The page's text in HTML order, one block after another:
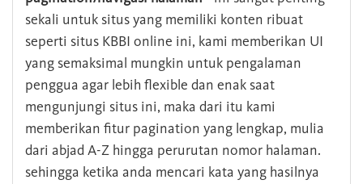
sekali untuk situs yang memiliki konten ribuat
seperti situs KBBI online ini, kami memberikan UI
yang semaksimal mungkin untuk pengalaman
penggua agar lebih flexible dan enak saat
mengunjungi situs ini, maka dari itu kami
memberikan fitur pagination yang lengkap, mulia
dari abjad A-Z hingga perurutan nomor halaman.
sehingga ketika anda mencari kata yang hasilnya